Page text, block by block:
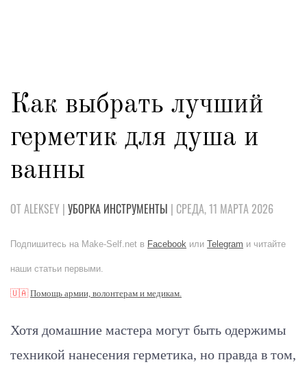
Как выбрать лучший
герметик для душа и
ванны
ОТ ALEKSEY | УБОРКА ИНСТРУМЕНТЫ | СРЕДА, 11 МАРТА 2026
Подпишитесь на Make-Self.net в Facebook или Telegram и читайте
наши статьи первыми.
🇺🇦Помощь армии, волонтерам и медикам.
Хотя домашние мастера могут быть одержимы
техникой нанесения герметика, но правда в том,